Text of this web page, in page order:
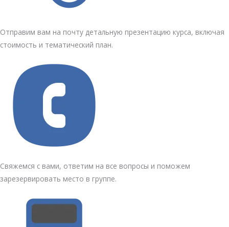
Отправим вам на почту детальную презентацию курса, включая
стоимость и тематический план.
Свяжемся с вами, ответим на все вопросы и поможем
зарезервировать место в группе.